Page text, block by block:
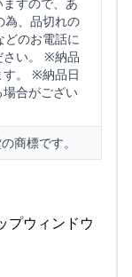
為、品切れの
のお電話に
さい。 ※納品
す。 ※納品日
合がござい
標です。